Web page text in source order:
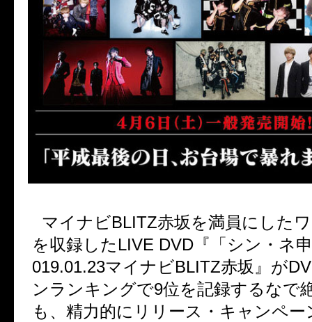
マイナビBLITZ赤坂を満員にした
を収録した LIVE DVD 『「シン・ネ
019.01.23マイナビBLITZ赤坂』が
ンランキングで9位を記録するなで
も、精力的にリリース・キャンペ